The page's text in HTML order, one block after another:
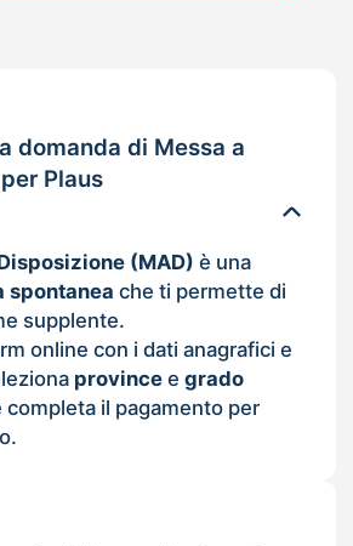
domanda di Messa a
Plaus
(MAD) è una
spontanea che ti permette di
supplente.
online con i dati anagrafici e
provincee grado
il pagamento per